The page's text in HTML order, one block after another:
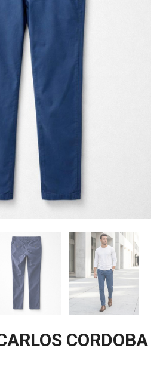
CORDOBA